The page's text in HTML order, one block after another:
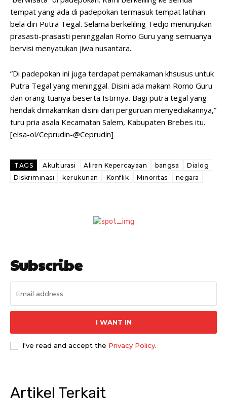
tempat yang ada di padepokan termasuk tempat latihan
bela diri Putra Tegal. Selama berkeliling Tedjo menunjukan
prasasti-prasasti peninggalan Romo Guru yang semuanya
bervisi menyatukan jiwa nusantara.
”Di padepokan ini juga terdapat pemakaman khsusus untuk
Putra Tegal yang meninggal. Disini ada makam Romo Guru
dan orang tuanya beserta Istirnya. Bagi putra tegal yang
hendak dimakamkan disini dari perguruan menyediakannya,”
turu pria asala Kecamatan Salem, Kabupaten Brebes itu.
[elsa-ol/Ceprudin-@Ceprudin]
TAGS Akulturasi Aliran Kepercayaan bangsa
Dialog
Diskriminasi
kerukunan Konflik Minoritas negara
Subscribe
I WANT IN
I've read and accept the Privacy Policy.
Artikel Terkait